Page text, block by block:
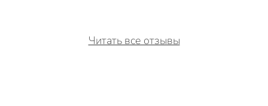
Читать все отзывы